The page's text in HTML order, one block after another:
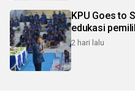
KPU Goes to
edukasi
2 hari lalu